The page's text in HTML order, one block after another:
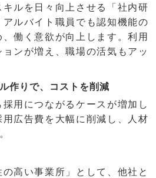
ルを日々向上させる「社内研
ルバイト職員でも認知機能の
働く意欲が向上します。利用
ンが増え、職場の活気もアッ
作りで、コストを削減
用につながるケースが増加し
広告費を大幅に削減し、人材
高い事業所」として、他社と